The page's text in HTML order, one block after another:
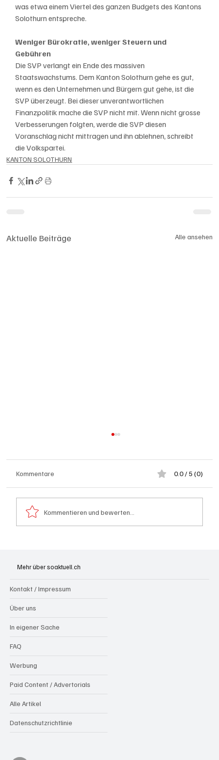
was etwa einem Viertel des ganzen Budgets des Kantons
Solothurn entspreche.
Weniger Bürokratie, weniger Steuern und
Gebühren
Die SVP verlangt ein Ende des massiven
Staatswachstums. Dem Kanton Solothurn gehe es gut,
wenn es den Unternehmen und Bürgern gut gehe, ist die
SVP überzeugt. Bei dieser unverantwortlichen
Finanzpolitik mache die SVP nicht mit. Wenn nicht grosse
Verbesserungen folgten, werde die SVP diesen
Voranschlag nicht mittragen und ihn ablehnen, schreibt
die Volkspartei.
KANTON SOLOTHURN
Aktuelle Beiträge Alle ansehen
Kommentare 0.0 / 5 (0)
Kommentieren und bewerten...
Mehr über soaktuell.ch
Kontakt / Impressum
Über uns
In eigener Sache
FAQ
Werbung
Paid Content / Advertorials
Alle Artikel
Datenschutzrichtlinie